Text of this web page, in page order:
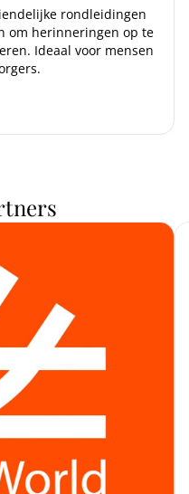
rondleidingen
om herinneringen op te
Ideaal voor mensen